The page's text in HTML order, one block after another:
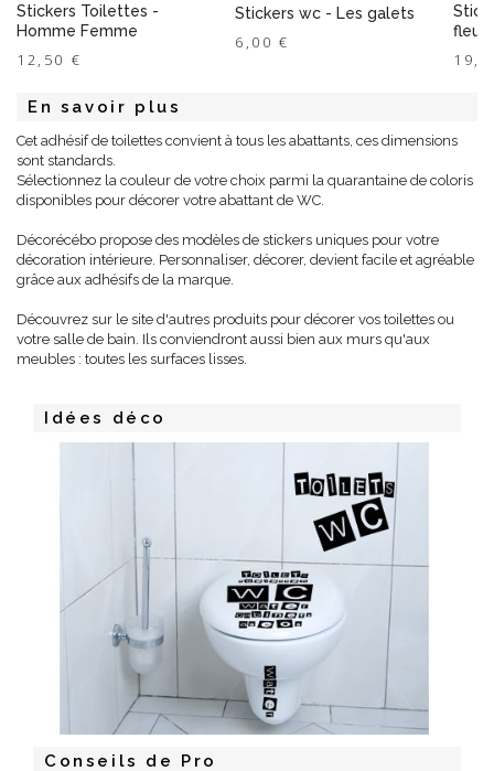
Stickers Toilettes -
Homme Femme
12,50 €
Stickers wc - Les galets
6,00 €
En savoir plus
Cet adhésif de toilettes convient à tous les abattants, ces dimensions
sont standards.
Sélectionnez la couleur de votre choix parmi la quarantaine de coloris
disponibles pour décorer votre abattant de WC.
Décorécébo propose des modèles de stickers uniques pour votre
décoration intérieure. Personnaliser, décorer, devient facile et agréable
grâce aux adhésifs de la marque.
Découvrez sur le site d'autres produits pour décorer vos toilettes ou
votre salle de bain. Ils conviendront aussi bien aux murs qu'aux
meubles : toutes les surfaces lisses.
Idées déco
Conseils de Pro